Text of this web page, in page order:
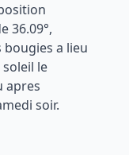
36.09°,
bougies a lieu
le
apres
soir.